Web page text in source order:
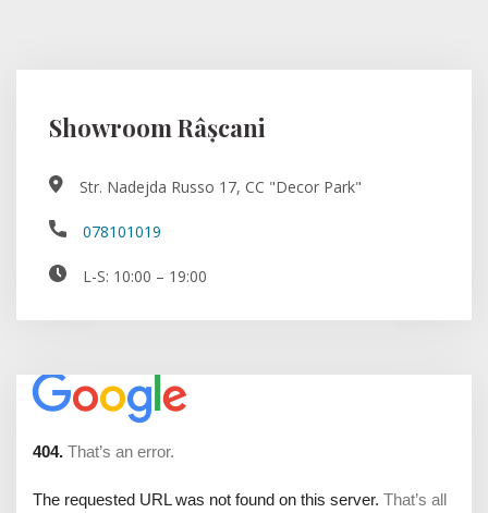
Showroom Râșcani
Str. Nadejda Russo 17, CC "Decor Park"
078101019
L-S: 10:00 – 19:00